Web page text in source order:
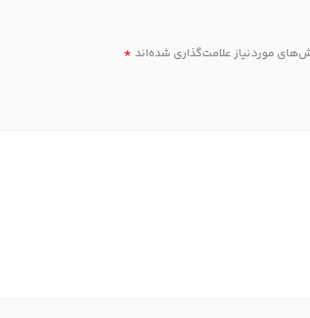
موردنیاز علامت‌گذاری شده‌اند *